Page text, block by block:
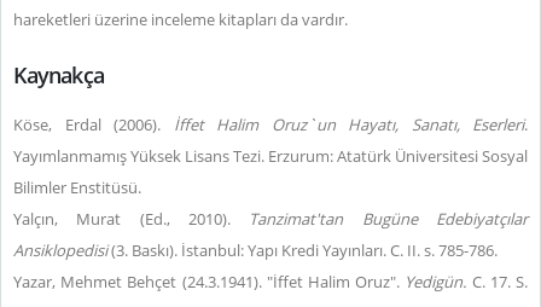
hareketleri üzerine inceleme kitapları da vardır.
Kaynakça
Köse, Erdal (2006). İffet Halim Oruz`un Hayatı, Sanatı, Eserleri.
Yayımlanmamış Yüksek Lisans Tezi. Erzurum: Atatürk Üniversitesi Sosyal
Bilimler Enstitüsü.
Yalçın, Murat (Ed., 2010). Tanzimat'tan Bugüne Edebiyatçılar
Ansiklopedisi(3. Baskı). İstanbul: Yapı Kredi Yayınları. C. II. s. 785-786.
Yazar, Mehmet Behçet (24.3.1941). "İffet Halim Oruz". Yedigün. C. 17. S.